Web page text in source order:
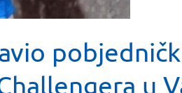
u